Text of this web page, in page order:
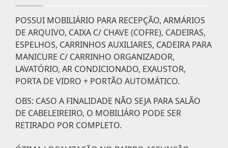
POSSUI MOBILIÁRIO PARA RECEPÇÃO, ARMÁRIOS
DE ARQUIVO, CAIXA C/ CHAVE (COFRE), CADEIRAS,
ESPELHOS, CARRINHOS AUXILIARES, CADEIRA PARA
MANICURE C/ CARRINHO ORGANIZADOR,
LAVATÓRIO, AR CONDICIONADO, EXAUSTOR,
PORTA DE VIDRO + PORTÃO AUTOMÁTICO.
OBS: CASO A FINALIDADE NÃO SEJA PARA SALÃO
DE CABELEIREIRO, O MOBILIÁRO PODE SER
RETIRADO POR COMPLETO.